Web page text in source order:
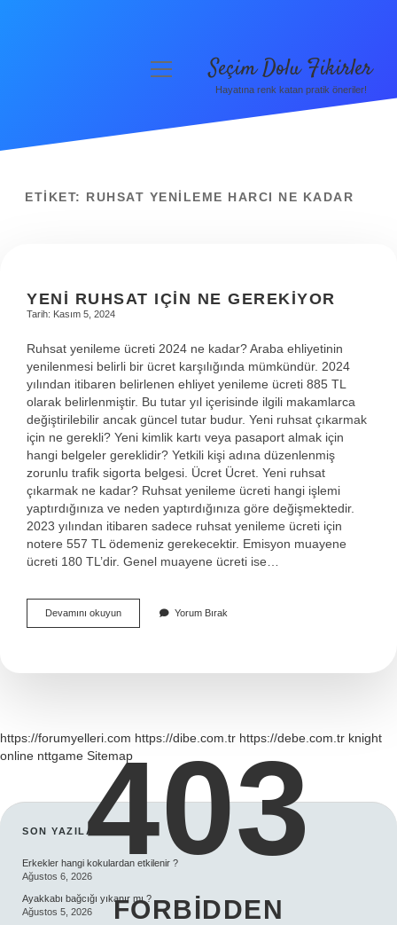
Gizlilik Politikası
menüyü
aç
Seçim Dolu Fikirler
Hayatına renk katan pratik öneriler!
ETIKET: RUHSAT YENILEME HARCI NE KADAR
YENI RUHSAT IÇIN NE GEREKIYOR
Tarih: Kasım 5, 2024
Ruhsat yenileme ücreti 2024 ne kadar? Araba ehliyetinin
yenilenmesi belirli bir ücret karşılığında mümkündür. 2024
yılından itibaren belirlenen ehliyet yenileme ücreti 885 TL
olarak belirlenmiştir. Bu tutar yıl içerisinde ilgili makamlarca
değiştirilebilir ancak güncel tutar budur. Yeni ruhsat çıkarmak
için ne gerekli? Yeni kimlik kartı veya pasaport almak için
hangi belgeler gereklidir? Yetkili kişi adına düzenlenmiş
zorunlu trafik sigorta belgesi. Ücret Ücret. Yeni ruhsat
çıkarmak ne kadar? Ruhsat yenileme ücreti hangi işlemi
yaptırdığınıza ve neden yaptırdığınıza göre değişmektedir.
2023 yılından itibaren sadece ruhsat yenileme ücreti için
notere 557 TL ödemeniz gerekecektir. Emisyon muayene
ücreti 180 TL’dir. Genel muayene ücreti ise…
Devamını okuyunYeni
Ruhsat
Yorum Bırak
https://forumyelleri.com https://dibe.com.tr https://debe.com.tr knight
online nttgame Sitemap
SIDEBAR
SON YAZILAR
Erkekler hangi kokulardan etkilenir ?
Ağustos 6, 2026
Ayakkabı bağcığı yıkanır mı ?
Ağustos 5, 2026
403
FORBIDDEN